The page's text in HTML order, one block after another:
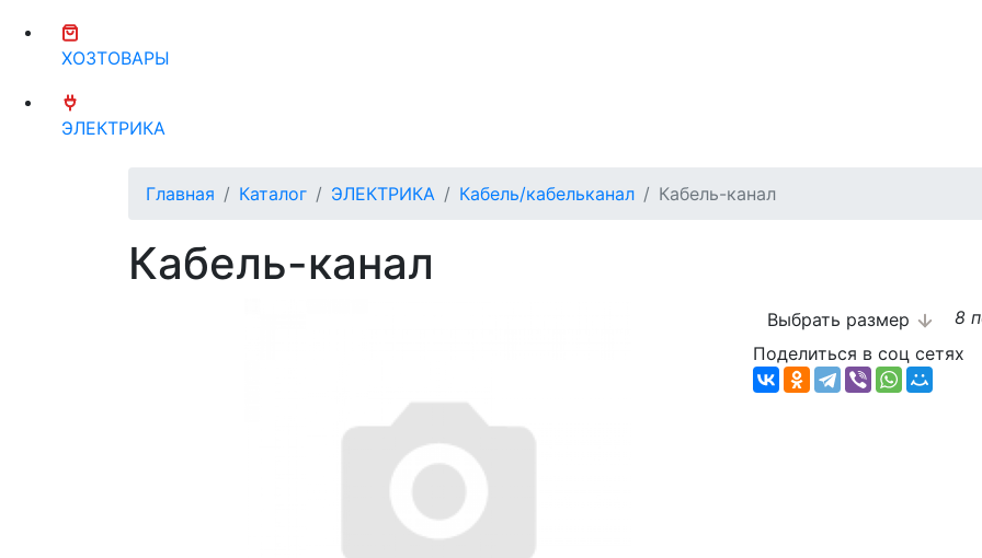
ХОЗТОВАРЫ
ЭЛЕКТРИКА
Главная Каталог ЭЛЕКТРИКА Кабель/кабельканал Кабель-канал
Кабель-канал
Выбрать размер
8
Поделиться в соц сетях